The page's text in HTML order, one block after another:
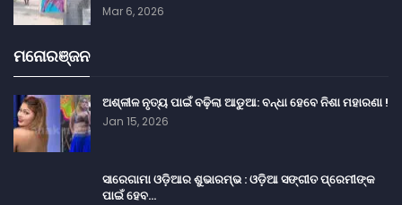
Mar 6, 2026
ମନୋରଞ୍ଜନ
ଅଶ୍ଳୀଳ ନୃତ୍ୟ ପାଇଁ ବଢ଼ିଲା ଆଡୁଆ: ବନ୍ଧା ହେବେ ନିଶା ମହାରଣା !
Jan 15, 2026
ସାରେଗାମା ଓଡ଼ିଆର ଶୁଭାରମ୍ଭ : ଓଡ଼ିଆ ସଙ୍ଗୀତ ପ୍ରେମୀଙ୍କ
ପାଇଁ ହେବ…